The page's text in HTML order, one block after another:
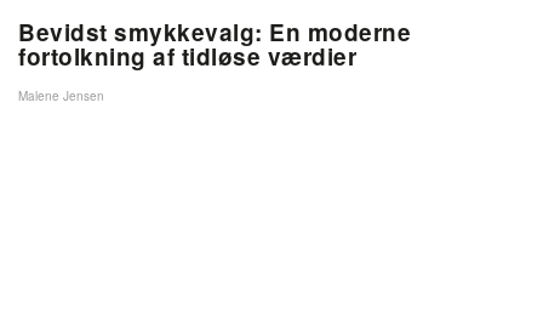
Bevidst smykkevalg: En moderne
fortolkning af tidløse værdier
Malene Jensen